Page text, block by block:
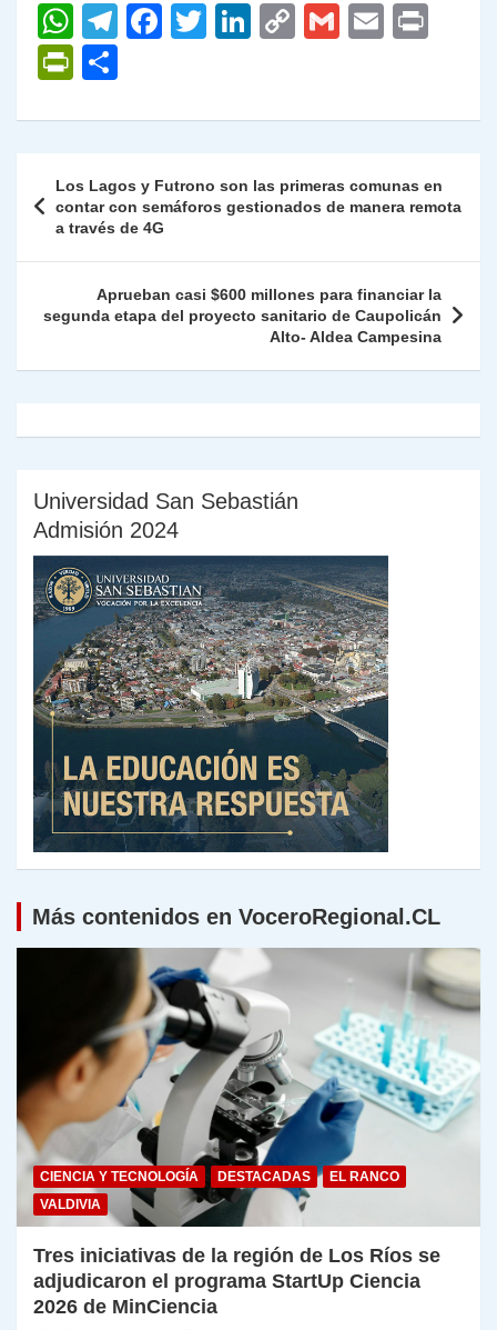
W
h
at
s
p
p
T
gr
m
F
e
o
o
k
T
er
Li
e
n
C
y
n
G
l
E
l
P
nt
Fr
ie
n
dl
y
m
ar
tir
de
entradas
Los Lagos y Futrono son las primeras comunas en
contar con semáforos gestionados de manera remota
a través de 4G
Aprueban casi $600 millones para financiar la
segunda etapa del proyecto sanitario de Caupolicán
Alto- Aldea Campesina
Universidad San Sebastián
Admisión 2024
Más contenidos en VoceroRegional.CL
CIENCIA Y TECNOLOGÍA DESTACADAS
EL RANCO
VALDIVIA
Tres iniciativas de la región de Los Ríos se
adjudicaron el programa StartUp Ciencia
2026 de MinCiencia